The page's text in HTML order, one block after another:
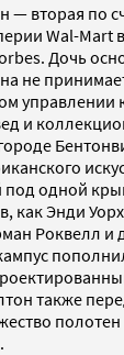
— вторая по
Wal-Mart
Дочь
не
управлении
и
одной
как Энди
Роквелл и
также